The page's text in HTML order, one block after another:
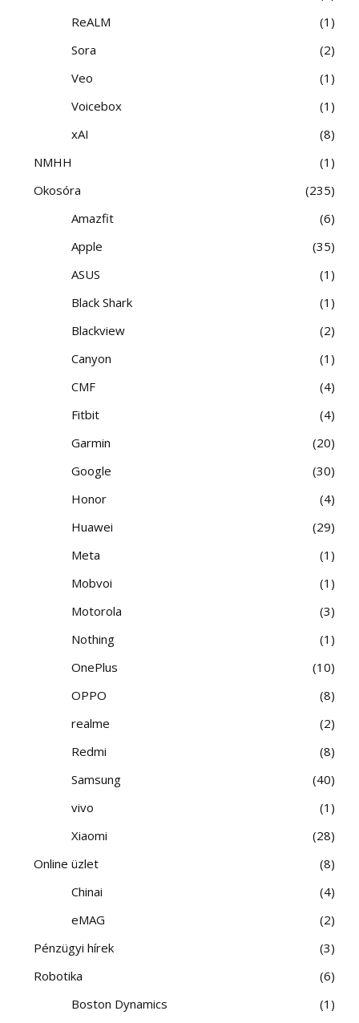
ReALM
1
Sora
2
Veo
1
Voicebox
1
xAI
8
NMHH
1
Okosóra
235
Amazfit
6
Apple
35
ASUS
1
Black Shark
1
Blackview
2
Canyon
1
CMF
4
Fitbit
4
Garmin
20
Google
30
Honor
4
Huawei
29
Meta
1
Mobvoi
1
Motorola
3
Nothing
1
OnePlus
10
OPPO
8
realme
2
Redmi
8
Samsung
40
vivo
1
Xiaomi
28
Online üzlet
8
Chinai
4
eMAG
2
Pénzügyi hírek
3
Robotika
6
Boston Dynamics
1